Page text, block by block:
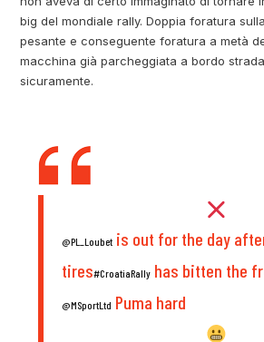
big del mondiale rally. Doppia foratura
pesante e conseguente foratura a metà
macchina già parcheggiata a bordo
sicuramente.
@PL_Loubet is out for the day
tires#CroatiaRally has bitten the
@MSportLtd Puma hard